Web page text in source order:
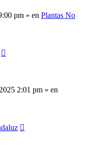
pm » en Plantas No
2:01 pm » en